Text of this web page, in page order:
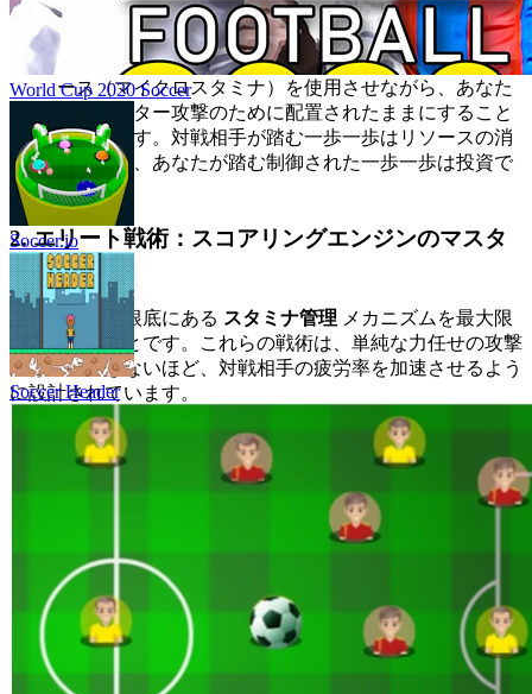
動かせることによって定義されます。すばやく短いム
ーブメント（矢印キーのタップ）を使用して、対戦相
手を不利な位置に誘い込み、彼らにムーブメントリソ
ース（マイクロスタミナ）を使用させながら、あなた
はカウンター攻撃のために配置されたままにすること
ができます。対戦相手が踏む一歩一歩はリソースの消
耗であり、あなたが踏む制御された一歩一歩は投資で
す。
2. エリート戦術：スコアリングエンジンのマスタ
ー
支配の鍵は、根底にある スタミナ管理 メカニズムを最大限
に活用することです。これらの戦術は、単純な力任せの攻撃
では達成できないほど、対戦相手の疲労率を加速させるよう
に設計されています。
上級戦術："疲労トラップ"
この戦術は、軽微でクリティカルではな
いダメージを意図的に受け、対戦相手からの持続
的で高スタミナコストの攻撃シーケンスを誘うこ
とです。目標は、交換に勝つことではなく、
リソ
ーストレード
実行：
まず、対戦相手の「シグネチャースタミ
ナダンプ」（通常は3つ以上の攻撃のシーケン
ス）を特定する必要があります。次に、
最初の2
回のヒットを罰する衝動に抵抗する
必要があり
World Cup 2020 Soccer
Soccer.io
Soccer Header